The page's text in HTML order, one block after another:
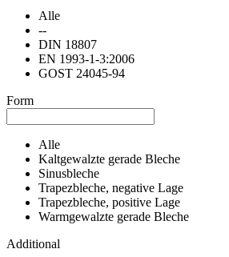
Alle
--
DIN 18807
EN 1993-1-3:2006
GOST 24045-94
Form
Alle
Kaltgewalzte gerade Bleche
Sinusbleche
Trapezbleche, negative Lage
Trapezbleche, positive Lage
Warmgewalzte gerade Bleche
Additional